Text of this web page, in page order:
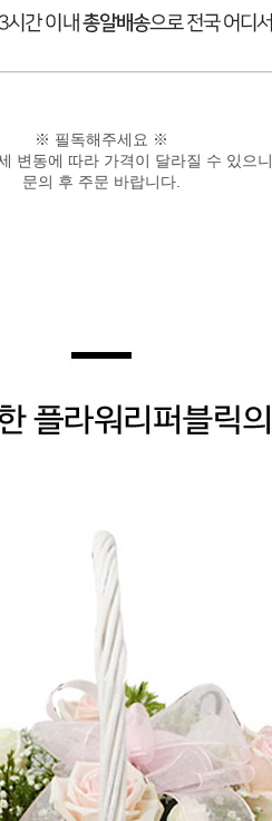
※ 필독해주세요 ※
변동에 따라 가격이 달라질 수 있으니
문의 후 주문 바랍니다.